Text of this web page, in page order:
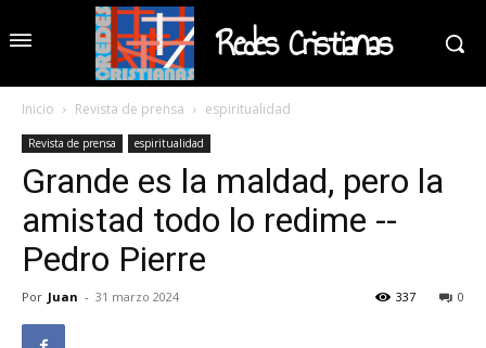
Redes Cristianas
Inicio Revista de prensa espiritualidad
Revista de prensa espiritualidad
Grande es la maldad, pero la
amistad todo lo redime --
Pedro Pierre
Por Juan - 31 marzo 2024 0
337